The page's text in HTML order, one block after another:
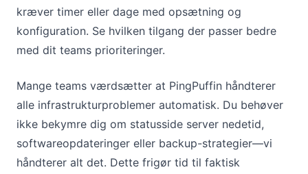
kræver timer eller dage med opsætning og
konfiguration. Se hvilken tilgang der passer bedre
med dit teams prioriteringer.
Mange teams værdsætter at PingPuffin håndterer
alle infrastrukturproblemer automatisk. Du behøver
ikke bekymre dig om statusside server nedetid,
softwareopdateringer eller backup-strategier—vi
håndterer alt det. Dette frigør tid til faktisk